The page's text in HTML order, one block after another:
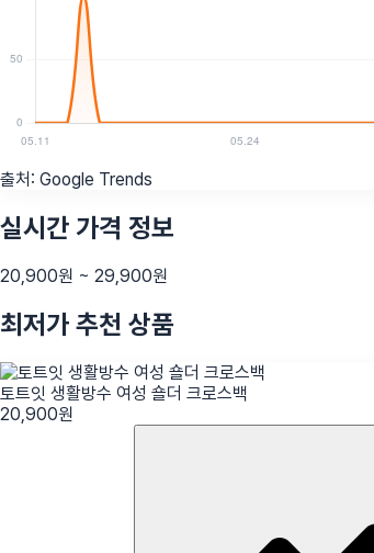
출처: Google Trends
실시간 가격 정보
20,900원 ~ 29,900원
최저가 추천 상품
토트잇 생활방수 여성 숄더 크로스백
20,900원